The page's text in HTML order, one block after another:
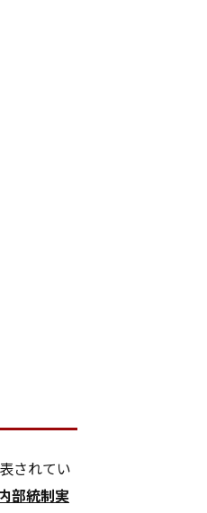
されてい
部統制実